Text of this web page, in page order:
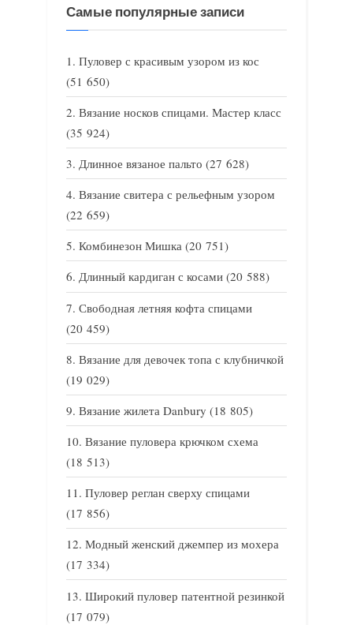
Самые популярные записи
Пуловер с красивым узором из кос
(51 650)
Вязание носков спицами. Мастер класс
(35 924)
Длинное вязаное пальто (27 628)
Вязание свитера с рельефным узором
(22 659)
Комбинезон Мишка (20 751)
Длинный кардиган с косами (20 588)
Свободная летняя кофта спицами
(20 459)
Вязание для девочек топа с клубничкой
(19 029)
Вязание жилета Danbury (18 805)
Вязание пуловера крючком схема
(18 513)
Пуловер реглан сверху спицами
(17 856)
Модный женский джемпер из мохера
(17 334)
Широкий пуловер патентной резинкой
(17 079)